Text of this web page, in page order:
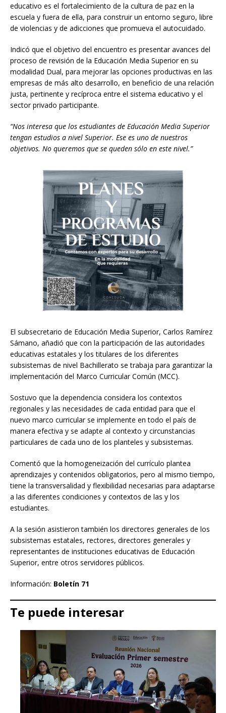
educativo es el fortalecimiento de la cultura de paz en la
escuela y fuera de ella, para construir un entorno seguro, libre
de violencias y de adicciones que promueva el autocuidado.
Indicó que el objetivo del encuentro es presentar avances del
proceso de revisión de la Educación Media Superior en su
modalidad Dual, para mejorar las opciones productivas en las
empresas de más alto desarrollo, en beneficio de una relación
justa, pertinente y recíproca entre el sistema educativo y el
sector privado participante.
“Nos interesa que los estudiantes de Educación Media Superior
tengan estudios a nivel Superior. Ese es uno de nuestros
objetivos. No queremos que se queden sólo en este nivel.”
El subsecretario de Educación Media Superior, Carlos Ramírez
Sámano, añadió que con la participación de las autoridades
educativas estatales y los titulares de los diferentes
subsistemas de nivel Bachillerato se trabaja para garantizar la
implementación del Marco Curricular Común (MCC).
Sostuvo que la dependencia considera los contextos
regionales y las necesidades de cada entidad para que el
nuevo marco curricular se implemente en todo el país de
manera efectiva y se adapte al contexto y circunstancias
particulares de cada uno de los planteles y subsistemas.
Comentó que la homogeneización del currículo plantea
aprendizajes y contenidos obligatorios, pero al mismo tiempo,
tiene la transversalidad y flexibilidad necesarias para adaptarse
a las diferentes condiciones y contextos de las y los
estudiantes.
A la sesión asistieron también los directores generales de los
subsistemas estatales, rectores, directores generales y
representantes de instituciones educativas de Educación
Superior, entre otros servidores públicos.
Información: Boletín 71
Te puede interesar